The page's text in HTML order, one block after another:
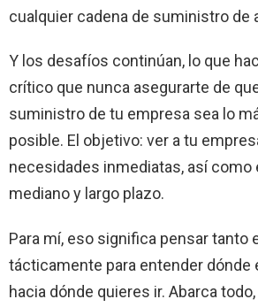
cualquier cadena de suministro de
Y los desafíos continúan, lo que
crítico que nunca asegurarte de
suministro de tu empresa sea lo
posible. El objetivo: ver a tu
necesidades inmediatas, así como
mediano y largo plazo.
Para mí, eso significa pensar tanto
tácticamente para entender dónde
hacia dónde quieres ir. Abarca